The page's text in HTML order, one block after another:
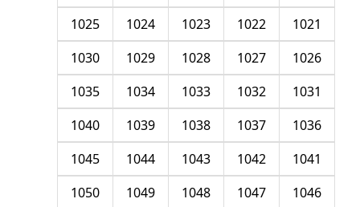
1021
1022
1023
1024
1025
1026
1027
1028
1029
1030
1031
1032
1033
1034
1035
1036
1037
1038
1039
1040
1041
1042
1043
1044
1045
1046
1047
1048
1049
1050